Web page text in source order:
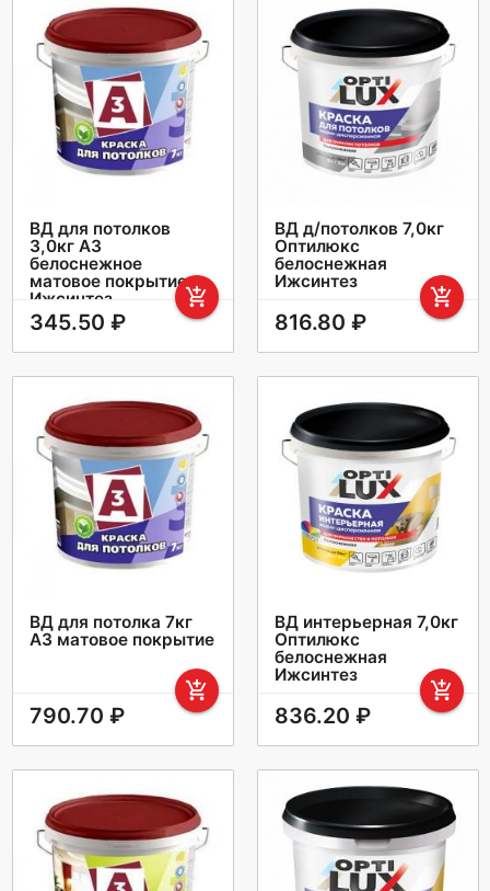
ВД для потолков
3,0кг А3
белоснежное
матовое покрытие
Ижсинтез
add_shopping_cart
345.50 ₽
ВД д/потолков 7,0кг
Оптилюкс
белоснежная
Ижсинтез
add_shopping_cart
816.80 ₽
ВД для потолка 7кг
А3 матовое покрытие
add_shopping_cart
790.70 ₽
ВД интерьерная 7,0кг
Оптилюкс
белоснежная
Ижсинтез
add_shopping_cart
836.20 ₽